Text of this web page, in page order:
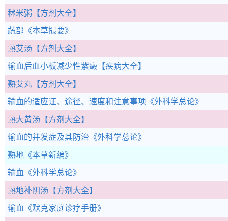
秫米粥 【方剂大全】
蔬部 《本草撮要》
熟艾汤 【方剂大全】
输血后血小板减少性紫癜 【疾病大全】
熟艾丸 【方剂大全】
输血的适应证、途径、速度和注意事项 《外科学总论》
熟大黄汤 【方剂大全】
输血的并发症及其防治 《外科学总论》
熟地 《本草新编》
输血 《外科学总论》
熟地补阴汤 【方剂大全】
输血 《默克家庭诊疗手册》